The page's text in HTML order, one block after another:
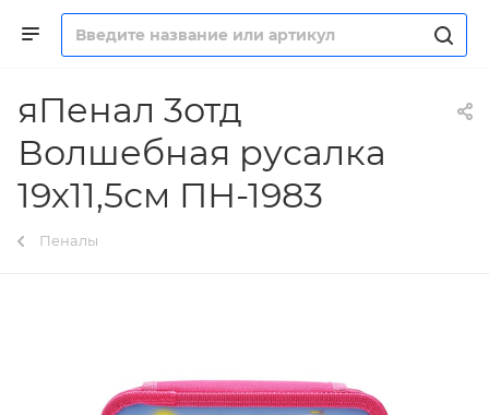
яПенал 3отд
Волшебная русалка
19х11,5см ПН-1983
Пеналы